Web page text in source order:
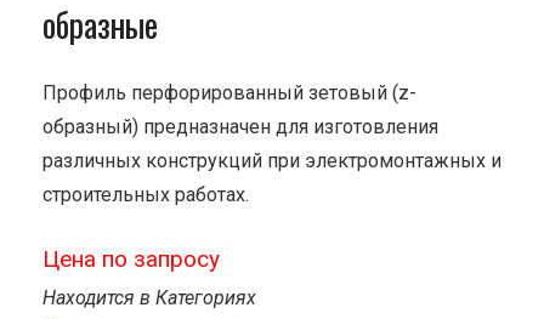
образные
Профиль перфорированный зетовый (z-
образный) предназначен для изготовления
различных конструкций при электромонтажных и
строительных работах.
Цена по запросу
Находится в Категориях